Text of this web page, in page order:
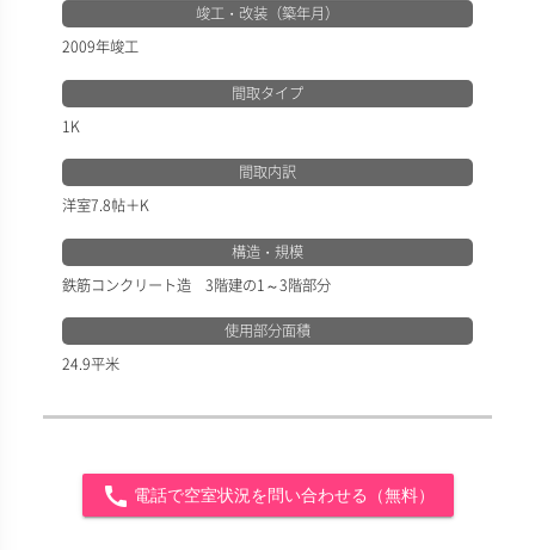
竣工・改装（築年月）
2009年竣工
間取タイプ
1K
間取内訳
洋室7.8帖＋K
構造・規模
鉄筋コンクリート造 3階建の1～3階部分
使用部分面積
24.9平米
call 電話で空室状況を問い合わせる（無料）